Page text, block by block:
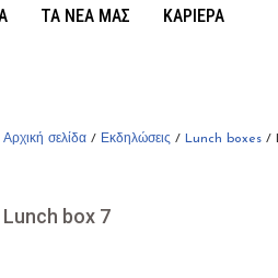
ΤΑ ΝΈΑ ΜΑΣ ΚΑΡΙΈΡΑ
Αρχική σελίδα / Εκδηλώσεις / Lunch boxes /
Lunch box 7